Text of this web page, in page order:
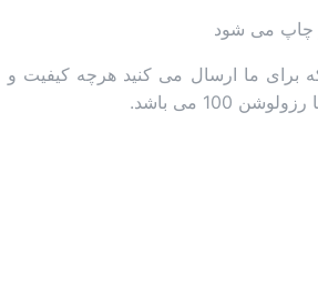
چاپ می شود
ما ارسال می کنید هرچه کیفیت و